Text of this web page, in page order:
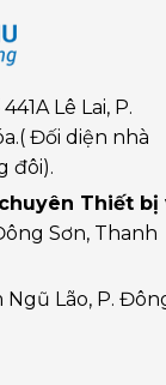
441A Lê Lai, P.
Đối diện nhà
đôi).
Thiết bị
Sơn, Thanh
Ngũ Lão, P.